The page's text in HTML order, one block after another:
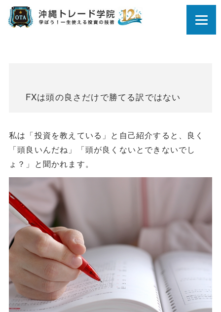
FXは頭の良さだけで勝てる訳ではない
私は「投資を教えている」と自己紹介すると、良く
「頭良いんだね」「頭が良くないとできないでし
ょ？」と聞かれます。